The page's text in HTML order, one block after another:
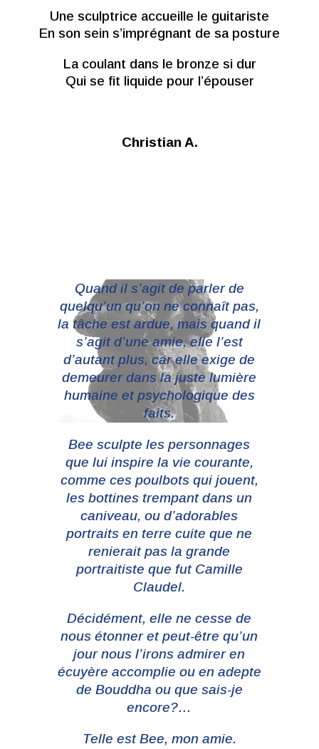
Une sculptrice accueille le guitariste
En son sein s’imprégnant de sa posture
La coulant dans le bronze si dur
Qui se fit liquide pour l’épouser
Christian A.
Quand il s’agit de parler de
quelqu’un qu’on ne connaît pas,
la tâche est ardue, mais quand il
s’agit d’une amie, elle l’est
d’autant plus, car elle exige de
demeurer dans la juste lumière
humaine et psychologique des
faits.
Bee sculpte les personnages
que lui inspire la vie courante,
comme ces poulbots qui jouent,
les bottines trempant dans un
caniveau, ou d’adorables
portraits en terre cuite que ne
renierait pas la grande
portraitiste que fut Camille
Claudel.
Décidément, elle ne cesse de
nous étonner et peut-être qu’un
jour nous l’irons admirer en
écuyère accomplie ou en adepte
de Bouddha ou que sais-je
encore?…
Telle est Bee, mon amie.